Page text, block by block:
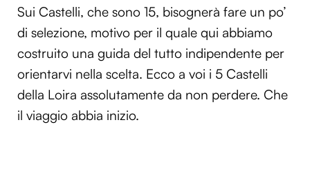
Sui Castelli, che sono 15, bisognerà fare un po’
di selezione, motivo per il quale qui abbiamo
costruito una guida del tutto indipendente per
orientarvi nella scelta. Ecco a voi i 5 Castelli
della Loira assolutamente da non perdere. Che
il viaggio abbia inizio.